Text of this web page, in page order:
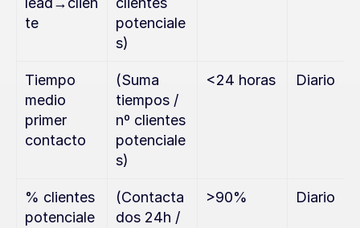
te
potenciale
s)
Tiempo
medio
primer
contacto
(Suma
tiempos /
nº clientes
potenciale
s)
<24 horas Diario
% clientes
potenciale
(Contacta
dos 24h /
>90% Diario